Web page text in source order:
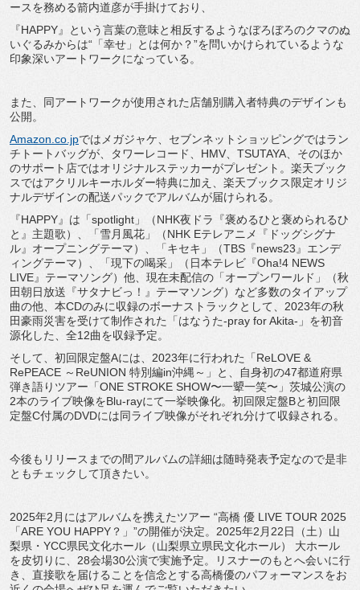
ースを務める箭内道彦が手掛けており、
『HAPPY』という言葉の意味と相反するようなぼろぼろのクマのぬ
いぐるみからは“「幸せ」とは何か？”を問いかけられているような
印象深いアートワークになっている。
また、同アートワークが使用された店舗別購入者特典のデザインも
公開。
Amazon.co.jpではメガジャケ、セブンネットショッピングではラン
チトートバッグが、タワーレコード、HMV、TSUTAYA、そのほか
のサポート店ではオリジナルステッカーがプレゼント。楽天ブック
スではアクリルキーホルダー特典に加え、楽天ブックス限定オリジ
ナルデザインの配送パックでアルバムが届けられる。
『HAPPY』は「spotlight」（NHK夜ドラ『褒めるひと褒められるひ
と』主題歌）、「雪月風花」（NHK Eテレアニメ『ドッグシグナ
ル』オープニングテーマ）、「キセキ」（TBS『news23』エンデ
ィングテーマ）、「現下の喝采」（日本テレビ『Oha!4 NEWS
LIVE』テーマソング）他、現在未配信の「オープンワールド」（秋
田朝日放送『サタナビっ！』テーマソング）など多数のタイアップ
曲の他、本CDのみに収録のボーナストラックとして、2023年の秋
田豪雨災害を受けて制作された「はなうた-pray for Akita-」を初音
源化した、全12曲を収録予定。
そして、初回限定盤Aには、2023年に行われた「ReLOVE &
RePEACE ～ReUNION 特別編in沖縄～」と、自身初の47都道府県
弾き語りツアー「ONE STROKE SHOW〜一顰一笑〜」茨城公演の
2本のライブ映像をBlu-rayにて一挙映像化。初回限定盤Bと初回限
定盤C付属のDVDには同ライブ映像がそれぞれ分けて収録される。
今後もリリースまでの間アルバムの詳細は随時発表予定なので是非
ともチェックして頂きたい。
2025年2月にはアルバムを携えたツアー “高橋 優 LIVE TOUR 2025
「ARE YOU HAPPY？」”の開催が決定。2025年2月22日（土）山
梨県・YCC県民文化ホール（山梨県立県民文化ホール） 大ホール
を皮切りに、28会場30公演で実施予定。リスナーのもとへ会いに行
き、直接歌を届けることを信念とする高橋優のパフォーマンスをお